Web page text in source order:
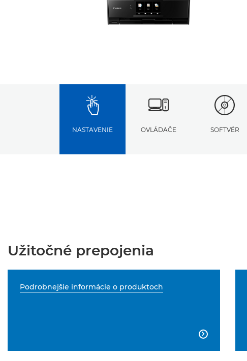
NASTAVENIE OVLÁDAČE SOFTVÉR
Užitočné prepojenia
Podrobnejšie informácie o produktoch
